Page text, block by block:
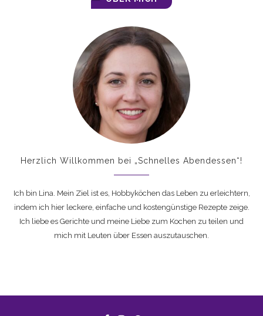
Herzlich Willkommen bei „Schnelles Abendessen“!
Ich bin Lina. Mein Ziel ist es, Hobbyköchen das Leben zu erleichtern,
indem ich hier leckere, einfache und kostengünstige Rezepte zeige.
Ich liebe es Gerichte und meine Liebe zum Kochen zu teilen und
mich mit Leuten über Essen auszutauschen.